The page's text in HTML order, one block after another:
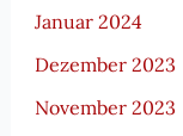
Januar 2024
Dezember 2023
November 2023